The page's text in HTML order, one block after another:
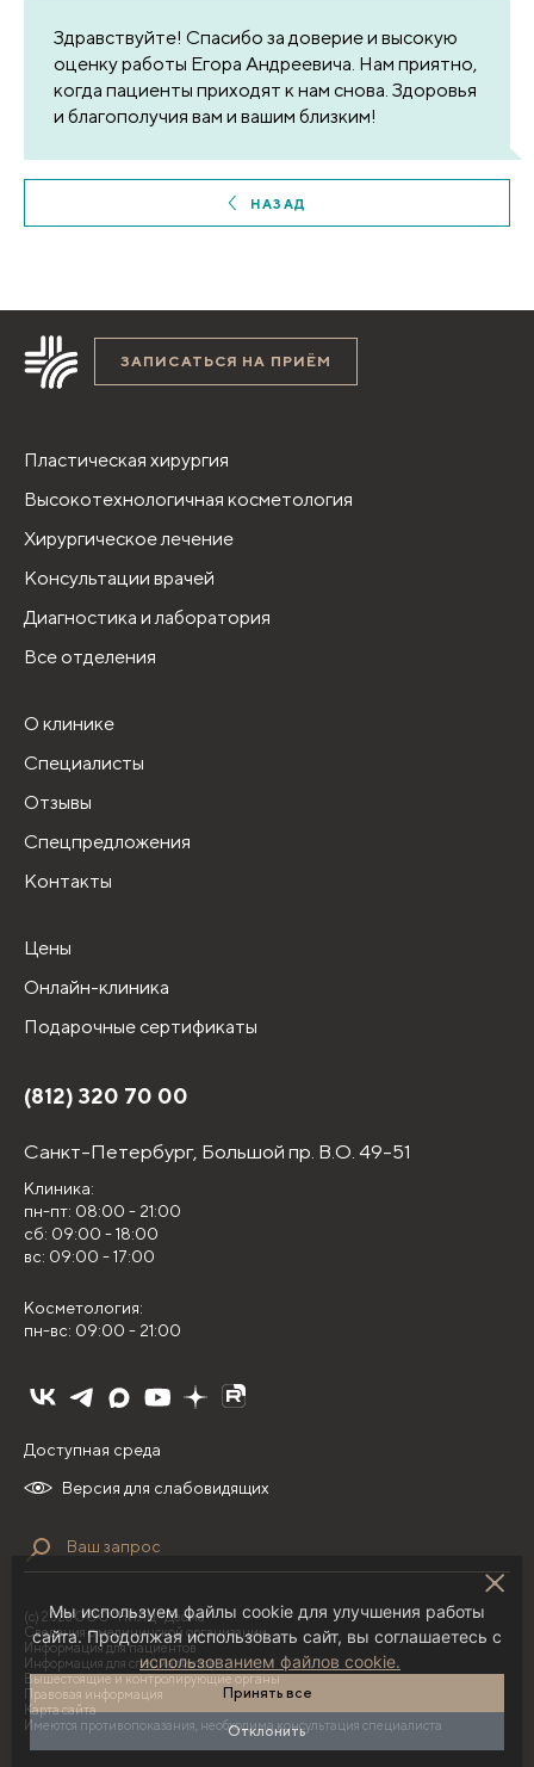
Здравствуйте! Спасибо за доверие и высокую
оценку работы Егора Андреевича. Нам приятно,
когда пациенты приходят к нам снова. Здоровья
и благополучия вам и вашим близким!
НАЗАД
ЗАПИСАТЬСЯ НА ПРИЁМ
Пластическая хирургия
Высокотехнологичная косметология
Хирургическое лечение
Консультации врачей
Диагностика и лаборатория
Все отделения
О клинике
Специалисты
Отзывы
Спецпредложения
Контакты
Цены
Онлайн-клиника
Подарочные сертификаты
(812) 320 70 00
Санкт-Петербург, Большой пр. В.О. 49-51
Клиника:
пн-пт: 08:00 - 21:00
сб: 09:00 - 18:00
вс: 09:00 - 17:00
Косметология:
пн-вс: 09:00 - 21:00
Версия для слабовидящих
Доступная среда
(с) 2026 ООО "НИЛЦ "Деома"
Сведения о медицинской организации
Информация для пациентов
Информация для специалистов
Вышестоящие и контролирующие органы
Правовая информация
Карта сайта
Имеются противопоказания, необходима консультация специалиста
Мы используем файлы cookie для улучшения работы
сайта. Продолжая использовать сайт, вы соглашаетесь с
использованием файлов cookie.
Принять все
Отклонить